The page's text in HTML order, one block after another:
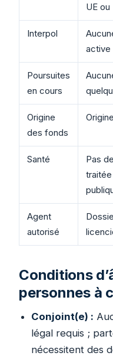
UE
Interpol
active
Poursuites
en cours
Origine
des fonds
Santé
Pas
Agent
autorisé
Conditions
personnes à
Conjoint(e) :
légal requis ;
nécessitent des